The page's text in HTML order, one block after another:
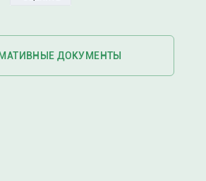
ДОКУМЕНТЫ